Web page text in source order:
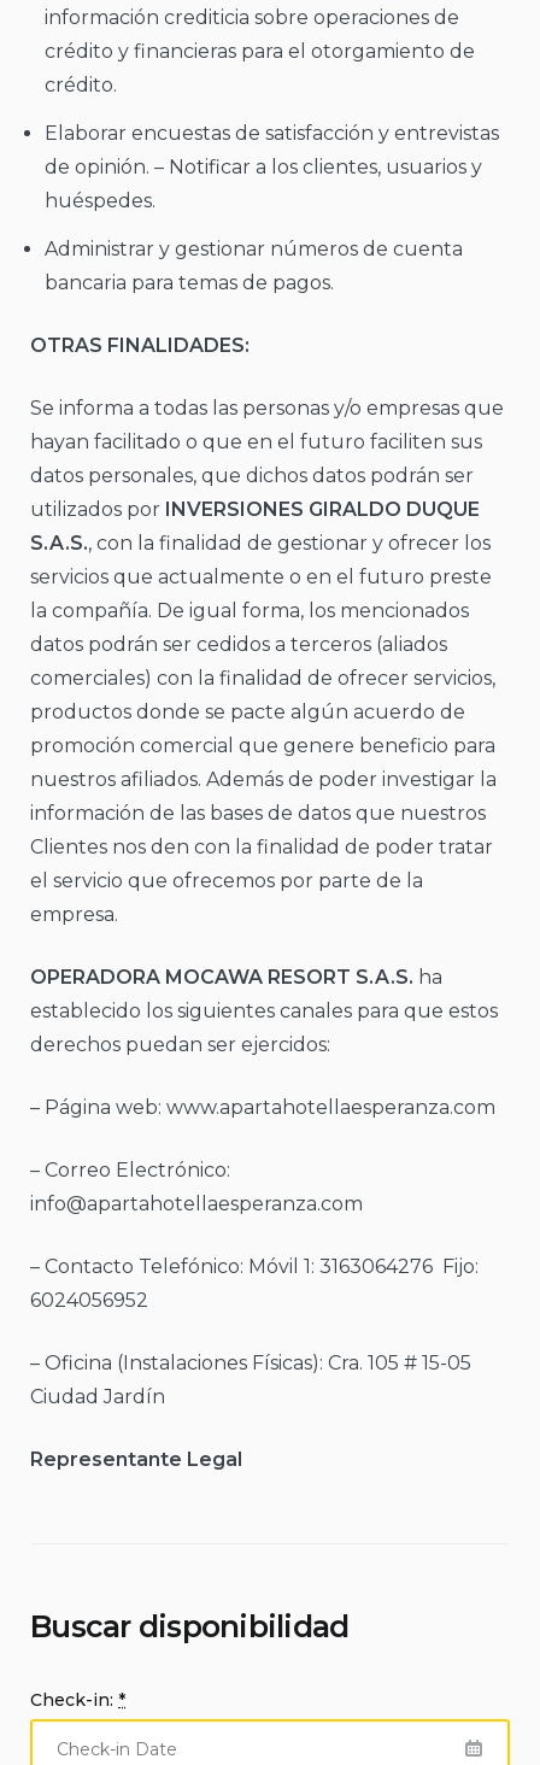
información crediticia sobre operaciones de
crédito y financieras para el otorgamiento de
crédito.
Elaborar encuestas de satisfacción y entrevistas
de opinión. – Notificar a los clientes, usuarios y
huéspedes.
Administrar y gestionar números de cuenta
bancaria para temas de pagos.
OTRAS FINALIDADES:
Se informa a todas las personas y/o empresas que
hayan facilitado o que en el futuro faciliten sus
datos personales, que dichos datos podrán ser
utilizados por INVERSIONES GIRALDO DUQUE
S.A.S., con la finalidad de gestionar y ofrecer los
servicios que actualmente o en el futuro preste
la compañía. De igual forma, los mencionados
datos podrán ser cedidos a terceros (aliados
comerciales) con la finalidad de ofrecer servicios,
productos donde se pacte algún acuerdo de
promoción comercial que genere beneficio para
nuestros afiliados. Además de poder investigar la
información de las bases de datos que nuestros
Clientes nos den con la finalidad de poder tratar
el servicio que ofrecemos por parte de la
empresa.
OPERADORA MOCAWA RESORT S.A.S. ha
establecido los siguientes canales para que estos
derechos puedan ser ejercidos:
– Página web: www.apartahotellaesperanza.com
– Correo Electrónico:
info@apartahotellaesperanza.com
– Contacto Telefónico: Móvil 1: 3163064276 Fijo:
6024056952
– Oficina (Instalaciones Físicas): Cra. 105 # 15-05
Ciudad Jardín
Representante Legal
Buscar disponibilidad
Check-in: *